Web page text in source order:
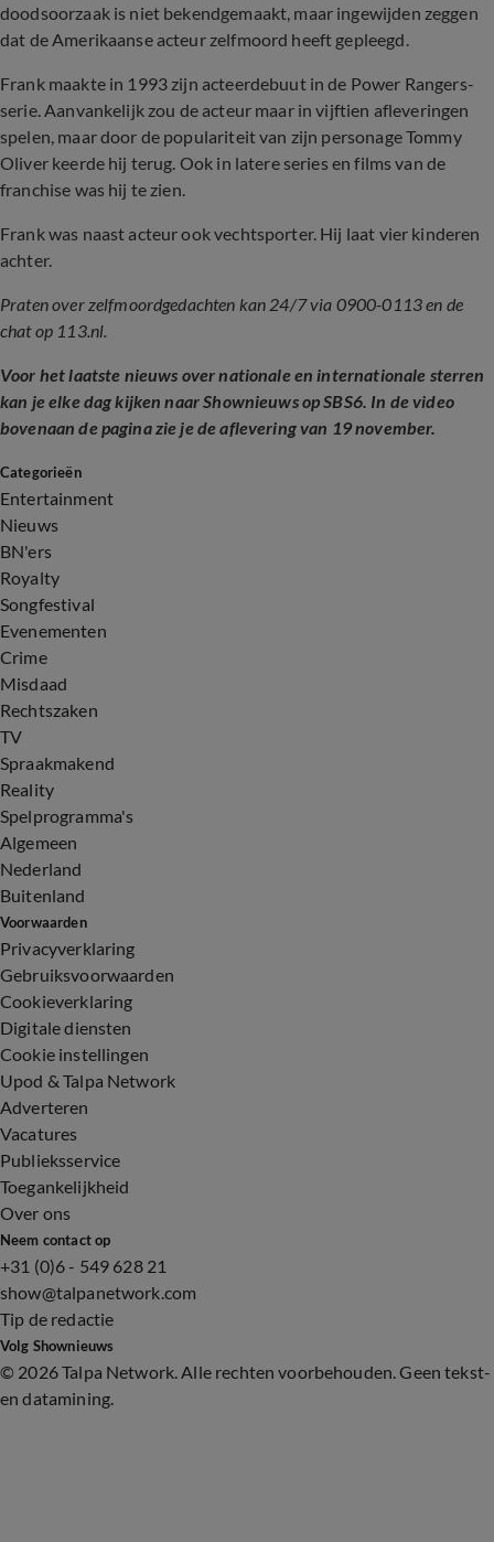
doodsoorzaak is niet bekendgemaakt, maar ingewijden zeggen
dat de Amerikaanse acteur zelfmoord heeft gepleegd.
Frank maakte in 1993 zijn acteerdebuut in de Power Rangers-
serie. Aanvankelijk zou de acteur maar in vijftien afleveringen
spelen, maar door de populariteit van zijn personage Tommy
Oliver keerde hij terug. Ook in latere series en films van de
franchise was hij te zien.
Frank was naast acteur ook vechtsporter. Hij laat vier kinderen
achter.
Praten over zelfmoordgedachten kan 24/7 via 0900-0113 en de
chat op 113.nl.
Voor het laatste nieuws over nationale en internationale sterren
kan je elke dag kijken naar Shownieuws op SBS6. In de video
bovenaan de pagina zie je de aflevering van 19 november.
Categorieën
Entertainment
Nieuws
BN'ers
Royalty
Songfestival
Evenementen
Crime
Misdaad
Rechtszaken
TV
Spraakmakend
Reality
Spelprogramma's
Algemeen
Nederland
Buitenland
Voorwaarden
Privacyverklaring
Gebruiksvoorwaarden
Cookieverklaring
Digitale diensten
Cookie instellingen
Upod & Talpa Network
Adverteren
Vacatures
Publieksservice
Toegankelijkheid
Over ons
Neem contact op
+31 (0)6 - 549 628 21
show@talpanetwork.com
Tip de redactie
Volg Shownieuws
© 2026 Talpa Network. Alle rechten voorbehouden. Geen tekst-
en datamining.